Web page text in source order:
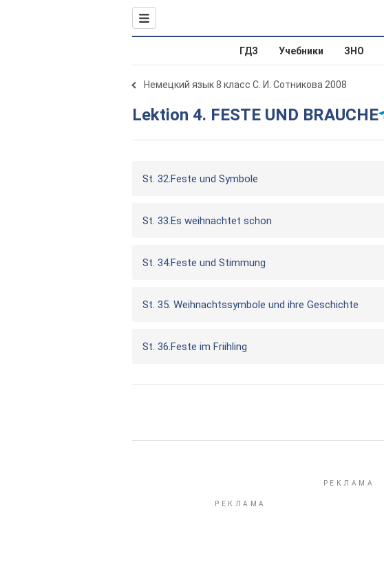
ГДЗ Учебники ЗНО
Немецкий язык 8 класс С. И. Сотникова 2008
Lektion 4. FESTE UND BRAUCHE
St. 32.Feste und Symbole
St. 33.Es weihnachtet schon
St. 34.Feste und Stimmung
St. 35. Weihnachtssymbole und ihre Geschichte
St. 36.Feste im Friihling